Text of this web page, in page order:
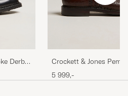
Derbys
Crockett & Jones
Dark Brown Grained
5 999,-